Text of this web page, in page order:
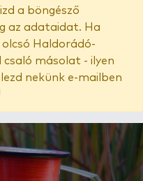
a böngésző
az adataidat. Ha
Haldorádó-
csaló másolat - ilyen
nekünk e-mailben